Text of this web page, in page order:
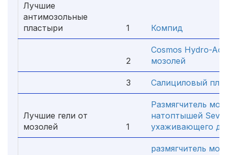
Лучшие
антимозольные
пластыри
1 Компид
2
Cosmos Hydro-
мозолей
3 Салициловый
Лучшие гели от
мозолей
1
Размягчитель
натоптышей
ухаживающего
размягчитель